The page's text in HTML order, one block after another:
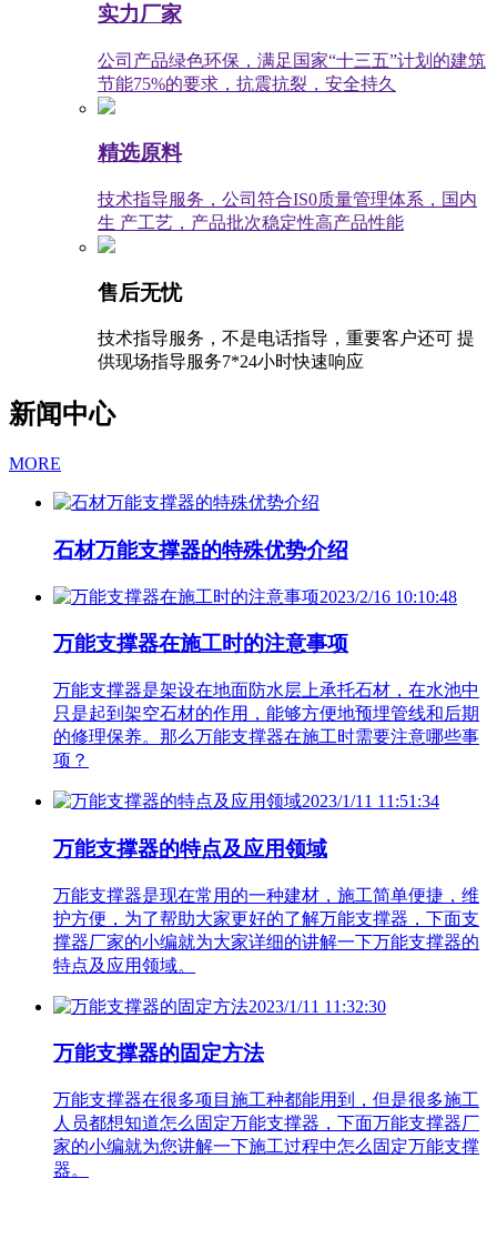
实力厂家
公司产品绿色环保，满足国家“十三五”计划的建筑
节能75%的要求，抗震抗裂，安全持久
精选原料
技术指导服务，公司符合IS0质量管理体系，国内
生 产工艺，产品批次稳定性高产品性能
售后无忧
技术指导服务，不是电话指导，重要客户还可 提
供现场指导服务7*24小时快速响应
新闻中心
MORE
石材万能支撑器的特殊优势介绍
2023/2/16 10:10:48
万能支撑器在施工时的注意事项
万能支撑器是架设在地面防水层上承托石材，在水池中
只是起到架空石材的作用，能够方便地预埋管线和后期
的修理保养。那么万能支撑器在施工时需要注意哪些事
项？
2023/1/11 11:51:34
万能支撑器的特点及应用领域
万能支撑器是现在常用的一种建材，施工简单便捷，维
护方便，为了帮助大家更好的了解万能支撑器，下面支
撑器厂家的小编就为大家详细的讲解一下万能支撑器的
特点及应用领域。
2023/1/11 11:32:30
万能支撑器的固定方法
万能支撑器在很多项目施工种都能用到，但是很多施工
人员都想知道怎么固定万能支撑器，下面万能支撑器厂
家的小编就为您讲解一下施工过程中怎么固定万能支撑
器。